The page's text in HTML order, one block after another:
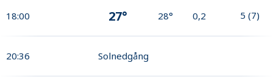
18:00 27° 28° 0,2 5 (7)
20:36 Solnedgång